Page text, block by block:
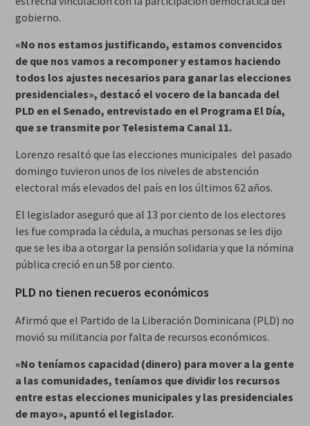
gobierno.
«No nos estamos justificando, estamos convencidos
de que nos vamos a recomponer y estamos haciendo
todos los ajustes necesarios para ganar las elecciones
presidenciales», destacó el vocero de la bancada del
PLD en el Senado, entrevistado en el Programa El Día,
que se transmite por Telesistema Canal 11.
Lorenzo resaltó que las elecciones municipales del pasado
domingo tuvieron unos de los niveles de abstención
electoral más elevados del país en los últimos 62 años.
El legislador aseguró que al 13 por ciento de los electores
les fue comprada la cédula, a muchas personas se les dijo
que se les iba a otorgar la pensión solidaria y que la nómina
pública creció en un 58 por ciento.
PLD no tienen recueros económicos
Afirmó que el Partido de la Liberación Dominicana (PLD) no
movió su militancia por falta de recursos económicos.
«No teníamos capacidad (dinero) para mover a la gente
a las comunidades, teníamos que dividir los recursos
entre estas elecciones municipales y las presidenciales
de mayo», apuntó el legislador.